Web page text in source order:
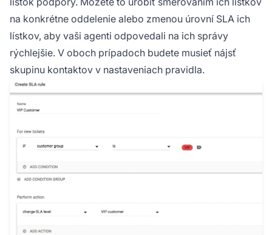
na konkrétne oddelenie alebo zmenou úrovní SLA ich
lístkov, aby vaši agenti odpovedali na ich správy
rýchlejšie. V oboch prípadoch budete musieť nájsť
skupinu kontaktov v nastaveniach pravidla.